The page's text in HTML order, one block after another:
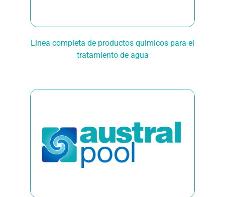
Linea completa de productos quimicos para el
tratamiento de agua